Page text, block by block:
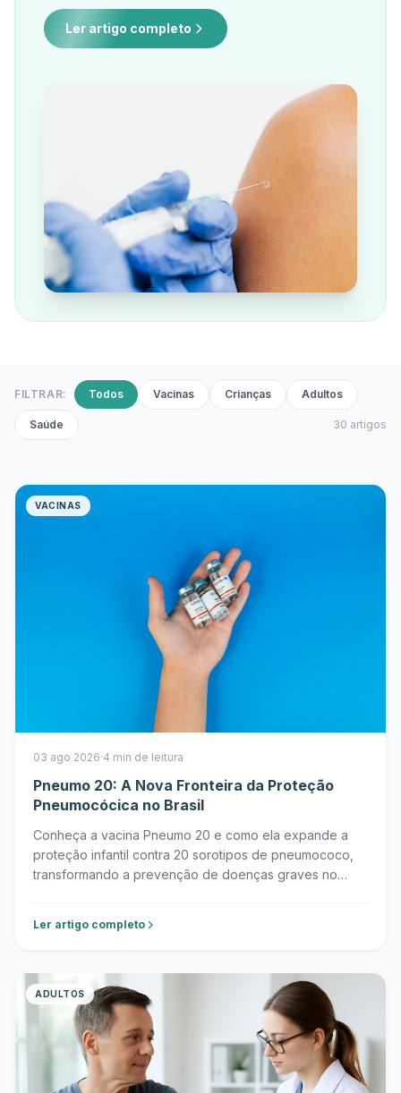
Ler artigo completo
FILTRAR: Todos Vacinas Crianças Adultos
Saúde 30 artigos
VACINAS
03 ago 2026·4 min de leitura
Pneumo 20: A Nova Fronteira da Proteção
Pneumocócica no Brasil
Conheça a vacina Pneumo 20 e como ela expande a
proteção infantil contra 20 sorotipos de pneumococo,
transformando a prevenção de doenças graves no
Ler artigo completo
ADULTOS